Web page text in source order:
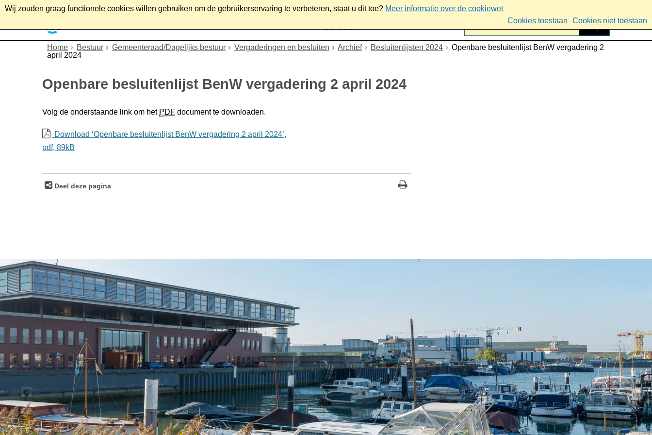
Wij zouden graag functionele cookies willen gebruiken om de gebruikerservaring te verbeteren, staat u dit toe? Meer informatie over de cookiewet
Cookies toestaan
Cookies niet toestaan
Home Bestuur Gemeenteraad/Dagelijks bestuur Vergaderingen en besluiten Archief Besluitenlijsten 2024
Openbare besluitenlijst BenW vergadering 2
april 2024
Openbare besluitenlijst BenW vergadering 2 april 2024
Volg de onderstaande link om het PDF document te downloaden.
Download ‘Openbare besluitenlijst BenW vergadering 2 april 2024’,
pdf, 89kB
Deel deze pagina